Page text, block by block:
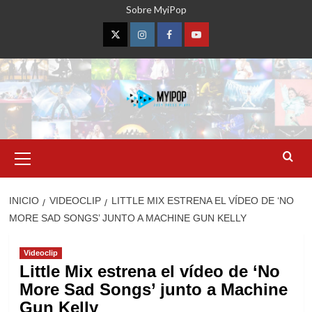
Sobre MyiPop
TwitterInstagramFacebookYouTube
primario
INICIO VIDEOCLIP
LITTLE MIX ESTRENA EL VÍDEO DE ‘NO
MORE SAD SONGS’ JUNTO A MACHINE GUN KELLY
Videoclip
Little Mix estrena el vídeo de ‘No
More Sad Songs’ junto a Machine
Gun Kelly